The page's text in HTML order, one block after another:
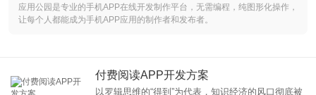
应用公园是专业的手机APP在线开发制作平台，无需编程，纯图形化操作，
让每个人都能成为手机APP应用的制作者和发布者。
付费阅读APP开发方案
以罗辑思维的“得到”为代表，知识经济的风口彻底被